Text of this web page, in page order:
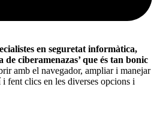
en seguretat informàtica,
ciberamenazas’ que és tan bonic
amb el navegador, ampliar i manejar
fent clics en les diverses opcions i